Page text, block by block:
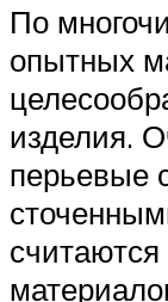
По
опытных
изделия.
перьевые